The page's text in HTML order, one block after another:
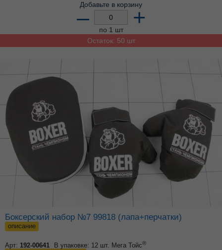
Добавьте в корзину
– +
по 1 шт
Остаток: 50 шт
Боксерский набор №7 99818 (лапа+перчатки)
описание
Арт: 192-00641 В упаковке: 12 шт. Мега Тойс®